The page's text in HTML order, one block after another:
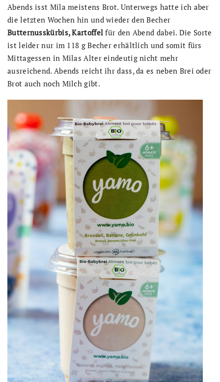
Abends isst Mila meistens Brot. Unterwegs hatte ich aber
die letzten Wochen hin und wieder den Becher
Butternusskürbis, Kartoffel für den Abend dabei. Die Sorte
ist leider nur im 118 g Becher erhältlich und somit fürs
Mittagessen in Milas Alter eindeutig nicht mehr
ausreichend. Abends reicht ihr dass, da es neben Brei oder
Brot auch noch Milch gibt.